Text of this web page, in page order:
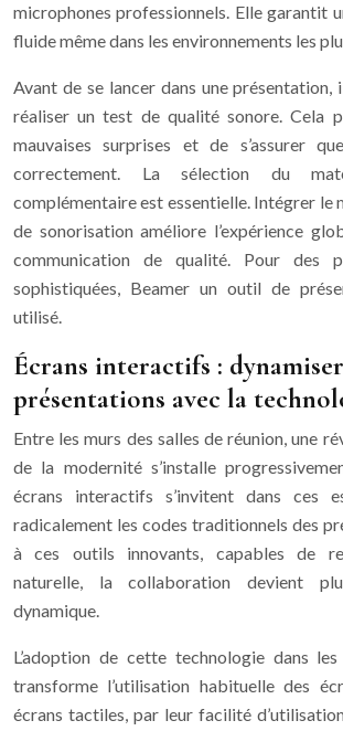
microphones professionnels. Elle garantit
fluide même dans les environnements les
Avant de se lancer dans une
réaliser un test de qualité sonore. Cela
mauvaises surprises et de s’assurer
correctement. La sélection du
complémentaire est essentielle. Intégrer le
de sonorisation améliore l’expérience
communication de qualité. Pour des
sophistiquées, Beamer un outil de
utilisé.
Écrans interactifs :
présentations avec la
Entre les murs des salles de réunion, une
de la modernité s’installe
écrans interactifs s’invitent dans ces
radicalement les codes traditionnels des
à ces outils innovants, capables de
naturelle, la collaboration devient
dynamique.
L’adoption de cette technologie dans
transforme l’utilisation habituelle des
écrans tactiles, par leur facilité